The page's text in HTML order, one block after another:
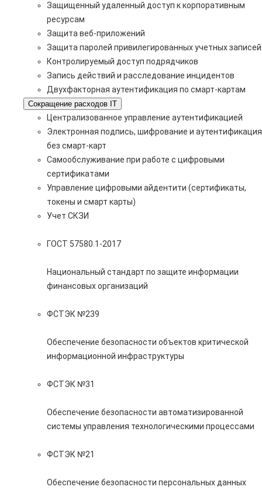
Защищенный удаленный доступ к корпоративным
ресурсам
Защита веб-приложений
Защита паролей привилегированных учетных записей
Контролируемый доступ подрядчиков
Запись действий и расследование инцидентов
Двухфакторная аутентификация по смарт-картам
Сокращение расходов IT
Централизованное управление аутентификацией
Электронная подпись, шифрование и аутентификация
без смарт-карт
Самообслуживание при работе с цифровыми
сертификатами
Управление цифровыми айдентити (сертификаты,
токены и смарт карты)
Учет СКЗИ
ГОСТ 57580.1-2017
Национальный стандарт по защите информации
финансовых организаций
ФСТЭК №239
Обеспечение безопасности объектов критической
информационной инфраструктуры
ФСТЭК №31
Обеспечение безопасности автоматизированной
системы управления технологическими процессами
ФСТЭК №21
Обеспечение безопасности персональных данных